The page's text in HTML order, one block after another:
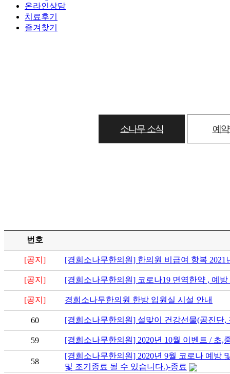
온라인상담
치료후기
즐겨찾기
소나무 소식 예
번호
[공지] [경희소나무한의원] 한의원 비급여 항복 2021
[공지] [경희소나무한의원] 코로나19 면역한약 , 예방
[공지] 경희소나무한의원 한방 입원실 시설 안내
60 [경희소나무한의원] 설맞이 건강선물(공진단,
59 [경희소나무한의원] 2020년 10월 이벤트 / 초,
58
[경희소나무한의원] 2020년 9월 코로나 예방
및 조기종료 될 수 있습니다.)-종료